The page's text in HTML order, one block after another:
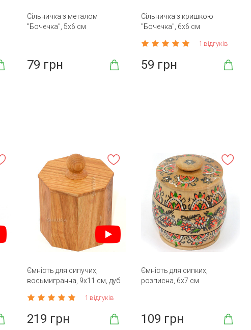
Сільничка з металом
"Бочечка", 5х6 см
79 грн
Сільничка з кришкою
"Бочечка", 6х6 см
1 відгуків
59 грн
Ємність для сипучих,
восьмигранна, 9х11 см, дуб
1 відгуків
219 грн
Ємність для сипких,
розписна, 6х7 см
109 грн